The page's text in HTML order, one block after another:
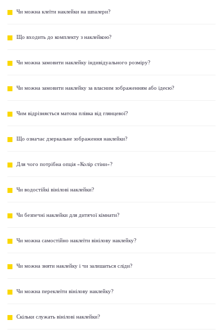
Чи можна клеїти наклейки на шпалери?
Що входить до комплекту з наклейкою?
Чи можна замовити наклейку індивідуального розміру?
Чи можна замовити наклейку за власним зображенням або ідеєю?
Чим відрізняється матова плівка від глянцевої?
Що означає дзеркальне зображення наклейки?
Для чого потрібна опція «Колір стіни»?
Чи водостійкі вінілові наклейки?
Чи безпечні наклейки для дитячої кімнати?
Чи можна самостійно наклеїти вінілову наклейку?
Чи можна зняти наклейку і чи залишаться сліди?
Чи можна переклеїти вінілову наклейку?
Скільки служать вінілові наклейки?